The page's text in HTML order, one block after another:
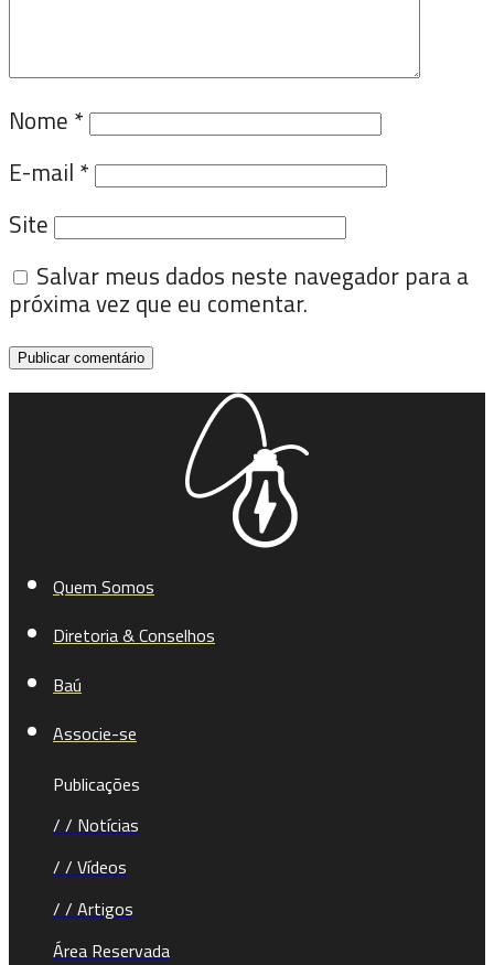
Nome *
E-mail *
Site
Salvar meus dados neste navegador para a
próxima vez que eu comentar.
Quem Somos
Diretoria & Conselhos
Baú
Associe-se
Publicações
/ / Notícias
/ / Vídeos
/ / Artigos
Área Reservada